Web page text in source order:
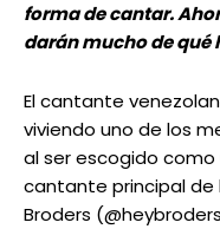
forma de cantar.
darán mucho de qué
El cantante
viviendo uno de los
al ser escogido
cantante principal de
Broders